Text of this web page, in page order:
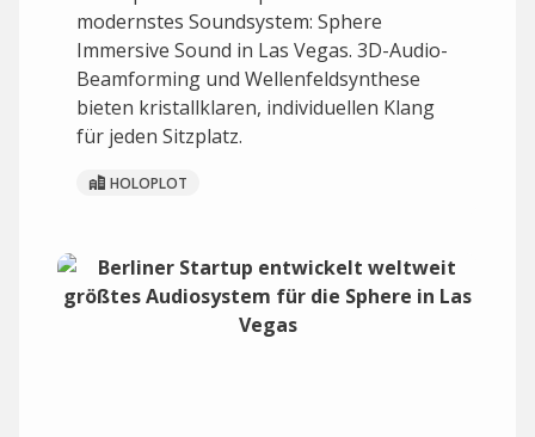
modernstes Soundsystem: Sphere
Immersive Sound in Las Vegas. 3D-Audio-
Beamforming und Wellenfeldsynthese
bieten kristallklaren, individuellen Klang
für jeden Sitzplatz.
HOLOPLOT